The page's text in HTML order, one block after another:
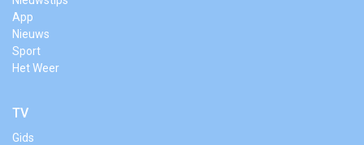
App
Nieuws
Sport
Het Weer
TV
Gids